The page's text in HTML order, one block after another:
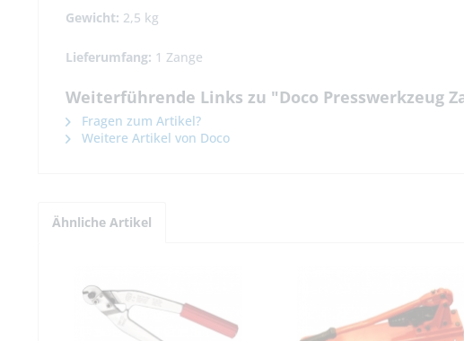
Gewicht: 2,5 kg
Lieferumfang: 1 Zange
Weiterführende Links zu "Doco Presswerkzeug
Fragen zum Artikel?
Weitere Artikel von Doco
Ähnliche Artikel